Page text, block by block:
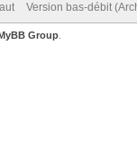
Version bas-débit
Group.